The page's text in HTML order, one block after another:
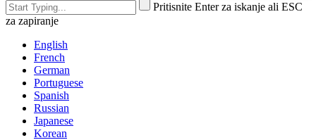
Pritisnite Enter za iskanje ali ESC
za zapiranje
English
French
German
Portuguese
Spanish
Russian
Japanese
Korean